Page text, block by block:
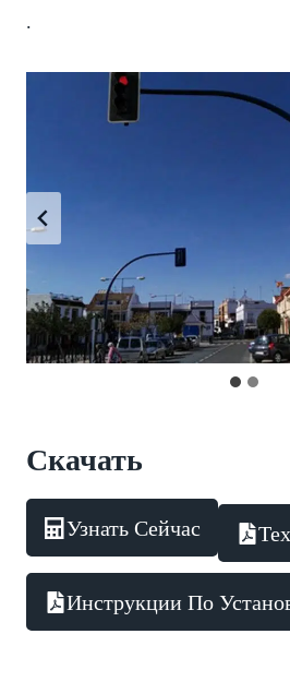
.
Скачать
Узнать Сейчас
Инструкции По